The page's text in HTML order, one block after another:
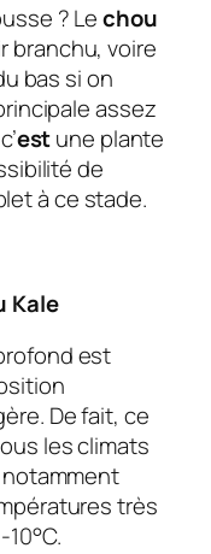
? Lechou
branchu, voire
bas si on
assez
estune plante
de
à ce stade.
Kale
est
De fait, ce
les climats
très